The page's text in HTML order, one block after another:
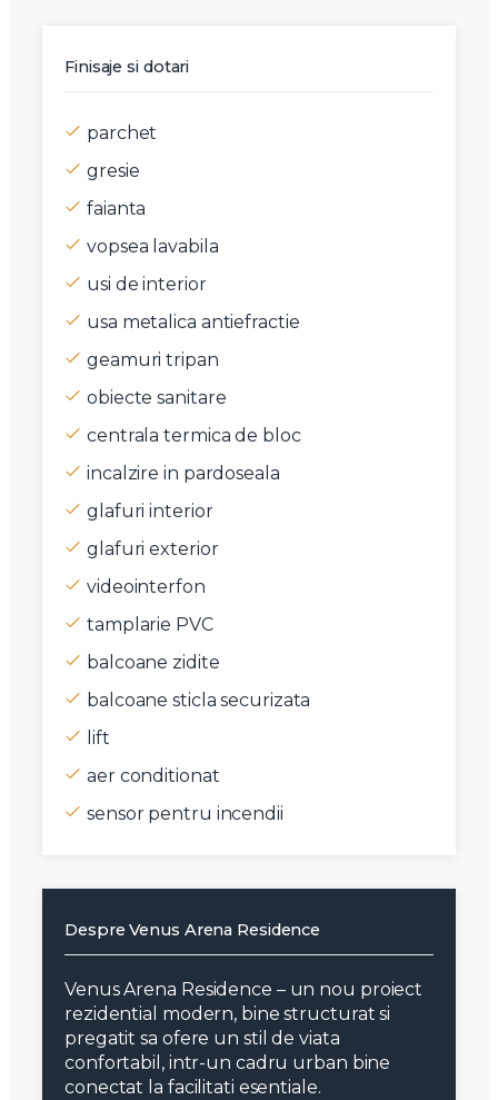
Finisaje si dotari
parchet
gresie
faianta
vopsea lavabila
usi de interior
usa metalica antiefractie
geamuri tripan
obiecte sanitare
centrala termica de bloc
incalzire in pardoseala
glafuri interior
glafuri exterior
videointerfon
tamplarie PVC
balcoane zidite
balcoane sticla securizata
lift
aer conditionat
sensor pentru incendii
Despre Venus Arena Residence
Venus Arena Residence – un nou proiect
rezidential modern, bine structurat si
pregatit sa ofere un stil de viata
confortabil, intr-un cadru urban bine
conectat la facilitati esentiale.